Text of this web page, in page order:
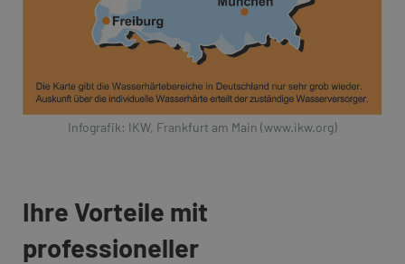
Infografik: IKW, Frankfurt am Main (www.ikw.org)
Ihre Vorteile mit
professioneller